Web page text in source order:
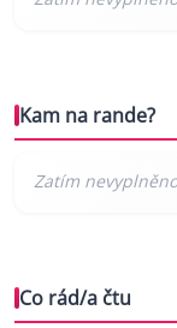
Kam na rande?
Co rád/a čtu